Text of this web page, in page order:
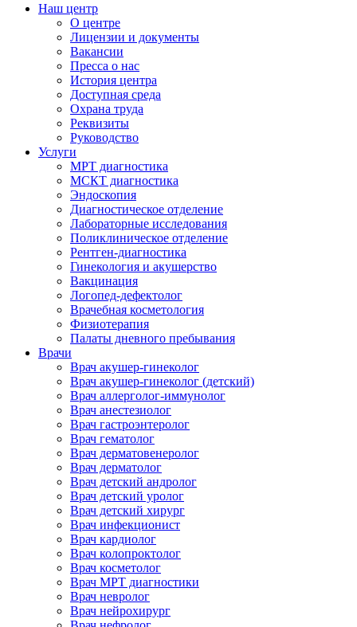
Наш центр
О центре
Лицензии и документы
Вакансии
Пресса о нас
История центра
Доступная среда
Охрана труда
Реквизиты
Руководство
Услуги
МРТ диагностика
МСКТ диагностика
Эндоскопия
Диагностическое отделение
Лабораторные исследования
Поликлиническое отделение
Рентген-диагностика
Гинекология и акушерство
Вакцинация
Логопед-дефектолог
Врачебная косметология
Физиотерапия
Палаты дневного пребывания
Врачи
Врач акушер-гинеколог
Врач акушер-гинеколог (детский)
Врач аллерголог-иммунолог
Врач анестезиолог
Врач гастроэнтеролог
Врач гематолог
Врач дерматовенеролог
Врач дерматолог
Врач детский андролог
Врач детский уролог
Врач детский хирург
Врач инфекционист
Врач кардиолог
Врач колопроктолог
Врач косметолог
Врач МРТ диагностики
Врач невролог
Врач нейрохирург